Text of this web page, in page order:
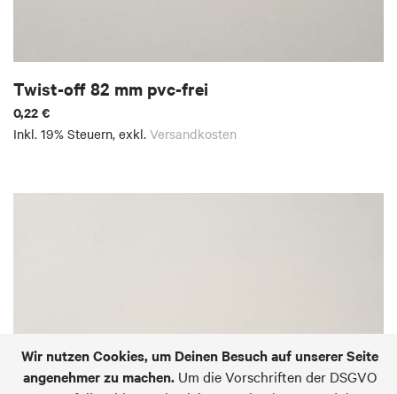
Wir nutzen Cookies, um Deinen Besuch auf unserer Seite
angenehmer zu machen. Um die Vorschriften der DSGVO
Twist-off 82 mm pvc-frei
0,22 €
Inkl. 19% Steuern, exkl. Versandkosten